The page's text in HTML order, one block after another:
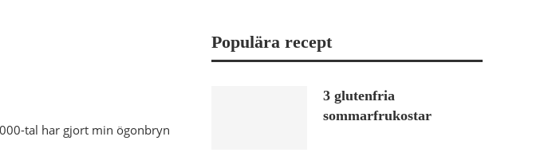
tal har gjort min ögonbryn
Populära recept
3 glutenfria
sommarfrukostar